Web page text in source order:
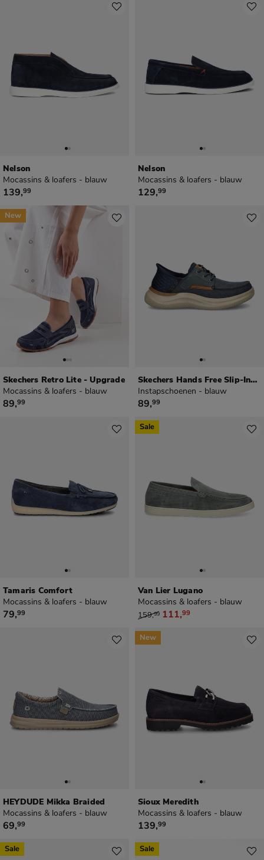
Nelson
Mocassins & loafers - blauw
€ 139,99
139,99
Nelson
Mocassins & loafers - blauw
€ 129,99
129,99
Skechers Retro Lite - Upgrade
Mocassins & loafers - blauw
€ 89,99
89,99
New
Skechers Hands Free Slip-Ins Hasting
Instapschoenen - blauw
€ 89,99
89,99
Tamaris Comfort
Mocassins & loafers - blauw
€ 79,99
79,99
Van Lier Lugano
Mocassins & loafers - blauw
van € 159,99 voor € 111,99
159,99 111,99
Sale
HEYDUDE Mikka Braided
Mocassins & loafers - blauw
€ 69,99
69,99
Sioux Meredith
Mocassins & loafers - blauw
€ 139,99
139,99
New
Sale Sale